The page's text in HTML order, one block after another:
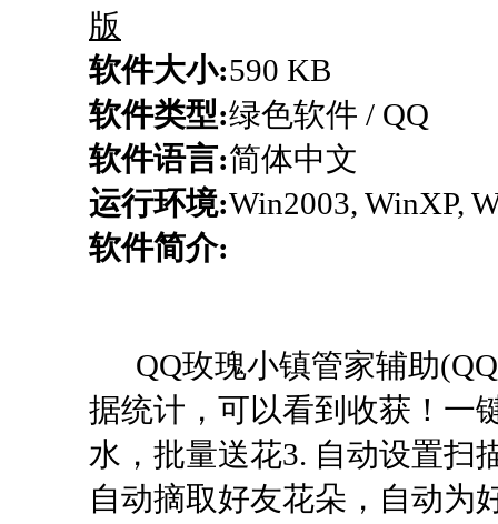
版
软件大小:590 KB
软件类型:绿色软件 / QQ
软件语言:简体中文
运行环境:Win2003, WinXP,
软件简介:
QQ玫瑰小镇管家辅助
据统计，可以看到收获！一
水，批量送花3. 自动设置扫
自动摘取好友花朵，自动为